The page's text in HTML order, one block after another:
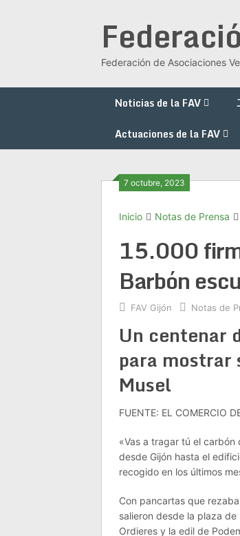
Federación de Asociaciones
Noticias de la FAV
Actuaciones de la FAV
7 octubre, 2023
Inicio Notas de Prensa
15.000
Barbón
FAV Gijón Notas de
Un centenar
para mostrar
Musel
FUENTE: EL COMERCIO
«Vas a tragar tú el
desde Gijón hasta el
recogido en los últimos
Con pancartas que
salieron desde la plaza
Ordieres y la edil de